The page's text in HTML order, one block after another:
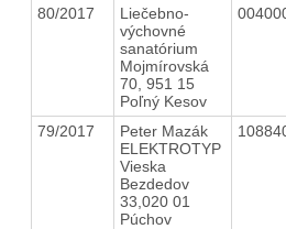
80/2017
Liečebno-
výchovné
sanatórium
Mojmírovská
70, 951 15
Poľný Kesov
79/2017
Peter Mazák
ELEKTROTYP
Vieska
Bezdedov
33,020 01
Púchov